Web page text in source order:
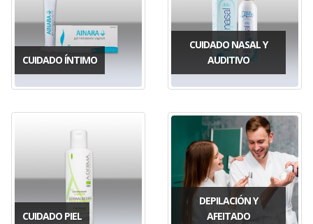
CUIDADO ÍNTIMO
CUIDADO NASAL Y
AUDITIVO
CUIDADO PIEL
DEPILACIÓN Y
AFEITADO